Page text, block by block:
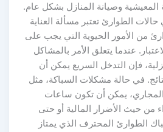
المعيشية وصيانة المنازل بشكل عام.
حالات الطوارئ تعتبر مسألة العناية
من الأمور الحيوية التي يجب على
عندما يتعلق الأمر بالمشاكل
فإن التدخل السريع يمكن أن
في حالة مشكلات السباكة، مثل
المجاري، يمكن أن تكون ساعات
من حيث الأضرار المالية أو حتى
الطوارئ المحترف الذي يمتاز